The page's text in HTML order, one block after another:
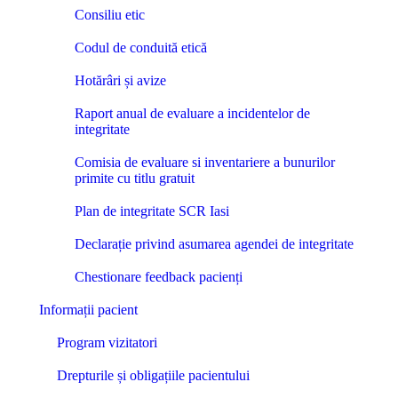
Consiliu etic
Codul de conduită etică
Hotărâri și avize
Raport anual de evaluare a incidentelor de
integritate
Comisia de evaluare si inventariere a bunurilor
primite cu titlu gratuit
Plan de integritate SCR Iasi
Declarație privind asumarea agendei de integritate
Chestionare feedback pacienți
Informații pacient
Program vizitatori
Drepturile și obligațiile pacientului